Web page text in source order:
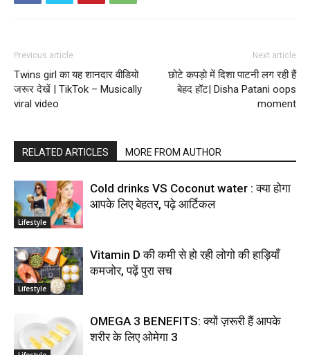
Previous article
Twins girl का यह शानदार वीडियो
जरूर देखें | TikTok – Musically
viral video
Next article
छोटे कपड़ो में दिशा पाटनी लग रही हैं
बेहद हॉट| Disha Patani oops
moment
RELATED ARTICLES MORE FROM AUTHOR
Lifestyle
Cold drinks VS Coconut water : क्या होगा
आपके लिए बेहतर, पढ़े आर्टिकल
Lifestyle
Vitamin D की कमी से हो रही लोगो की हाड़ियाँ
कमजोर, पढ़ें पुरा सच
OMEGA 3 BENEFITS: क्यों ज़रूरी हैं आपके
शरीर के लिए ओमेगा 3